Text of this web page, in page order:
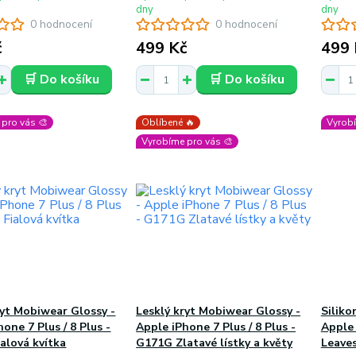
0 hodnocení
🛒 Do košíku
0 hodnocení
499 Kč
dny
🛒 Do košíku
499
dny
vás 🎨
Mobiwear Glossy -
7 Plus / 8 Plus -
kvítka
Oblíbené 🔥
Vyrobíme pro vás 🎨
Lesklý kryt Mobiwear Glossy -
Apple iPhone 7 Plus / 8 Plus -
G171G Zlatavé lístky a květy
Apple